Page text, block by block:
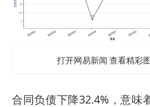
打开网易新闻 查看精彩
合同负债下降32.4%，意味